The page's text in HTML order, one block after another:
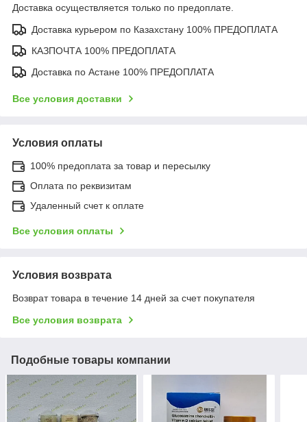
Доставка осуществляется только по предоплате.
Доставка курьером по Казахстану 100% ПРЕДОПЛАТА
КАЗПОЧТА 100% ПРЕДОПЛАТА
Доставка по Астане 100% ПРЕДОПЛАТА
Все условия доставки
Условия оплаты
100% предоплата за товар и пересылку
Оплата по реквизитам
Удаленный счет к оплате
Все условия оплаты
Условия возврата
Возврат товара в течение 14 дней за счет покупателя
Все условия возврата
Подобные товары компании